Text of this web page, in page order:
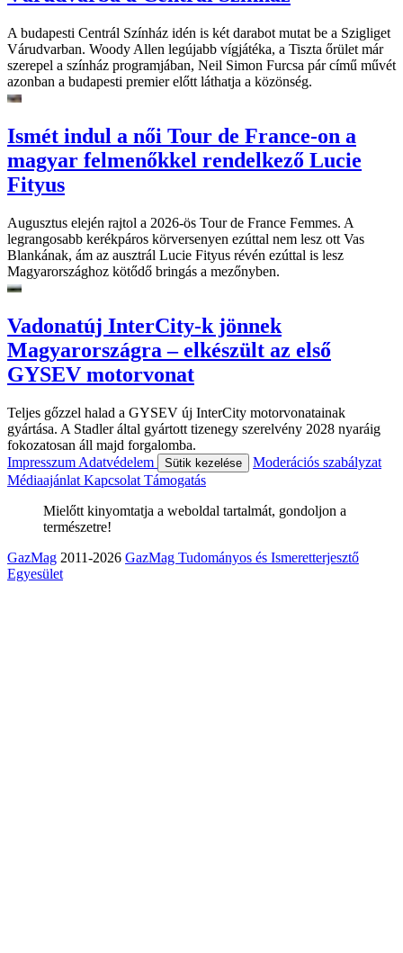
A budapesti Centrál Színház idén is két darabot mutat be a Szigliget
Várudvarban. Woody Allen legújabb vígjátéka, a Tiszta őrület már
szerepel a színház programjában, Neil Simon Furcsa pár című művét
azonban a budapesti premier előtt láthatja a közönség.
Ismét indul a női Tour de France-on a
magyar felmenőkkel rendelkező Lucie
Fityus
Augusztus elején rajtol a 2026-ös Tour de France Femmes. A
legrangosabb kerékpáros körversenyen ezúttal nem lesz ott Vas
Blankának, ám az ausztrál Lucie Fityus révén ezúttal is lesz
Magyarországhoz kötődő bringás a mezőnyben.
Vadonatúj InterCity-k jönnek
Magyarországra – elkészült az első
GYSEV motorvonat
Teljes gőzzel halad a GYSEV új InterCity motorvonatainak
gyártása. A Stadler által gyártott tizenegy szerelvény 2028 nyaráig
fokozatosan áll majd forgalomba.
Impresszum Adatvédelem Sütik kezelése
Moderációs szabályzat
Médiaajánlat Kapcsolat Támogatás
Mielőtt kinyomtatja a weboldal tartalmát, gondoljon a
természetre!
GazMag 2011-2026 GazMag Tudományos és Ismeretterjesztő
Egyesület